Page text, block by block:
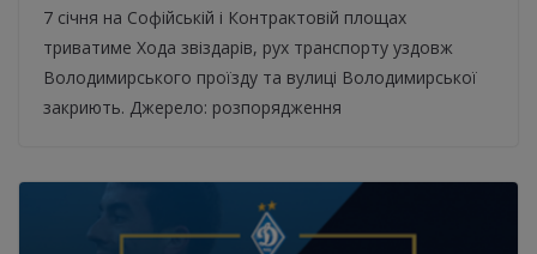
7 січня на Софійській і Контрактовій площах
триватиме Хода звіздарів, рух транспорту уздовж
Володимирського проїзду та вулиці Володимирської
закриють. Джерело: розпорядження